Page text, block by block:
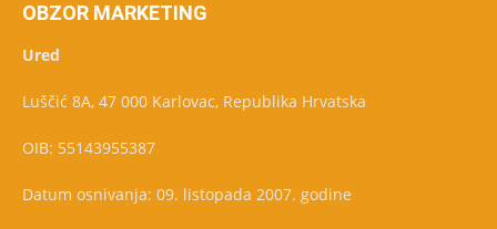
OBZOR MARKETING
Ured
Luščić 8A, 47 000 Karlovac, Republika Hrvatska
OIB: 55143955387
Datum osnivanja: 09. listopada 2007. godine